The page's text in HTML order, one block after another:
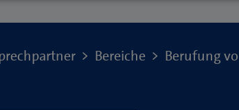
Bereiche Berufung